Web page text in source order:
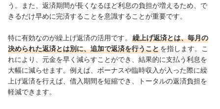
う。また、返済期間が長くなるほど利息の負担が増えるため、で
きるだけ早めに完済することを意識することが重要です。
特に有効なのが繰上げ返済の活用です。
繰上げ返済とは、毎月の
決められた返済とは別に、追加で返済を行うことを指します。こ
れにより、元金を早く減らすことができ、結果的に支払う利息を
大幅に減らせます。例えば、ボーナスや臨時収入が入った際に繰
上げ返済を行えば、借入期間を短縮でき、トータルの返済負担を
軽減できます。